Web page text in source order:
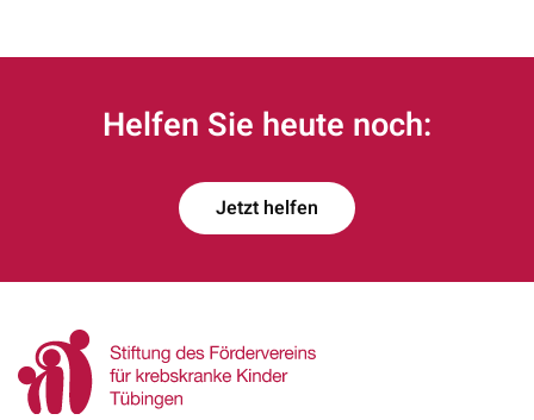
Helfen Sie heute noch:
Jetzt helfen